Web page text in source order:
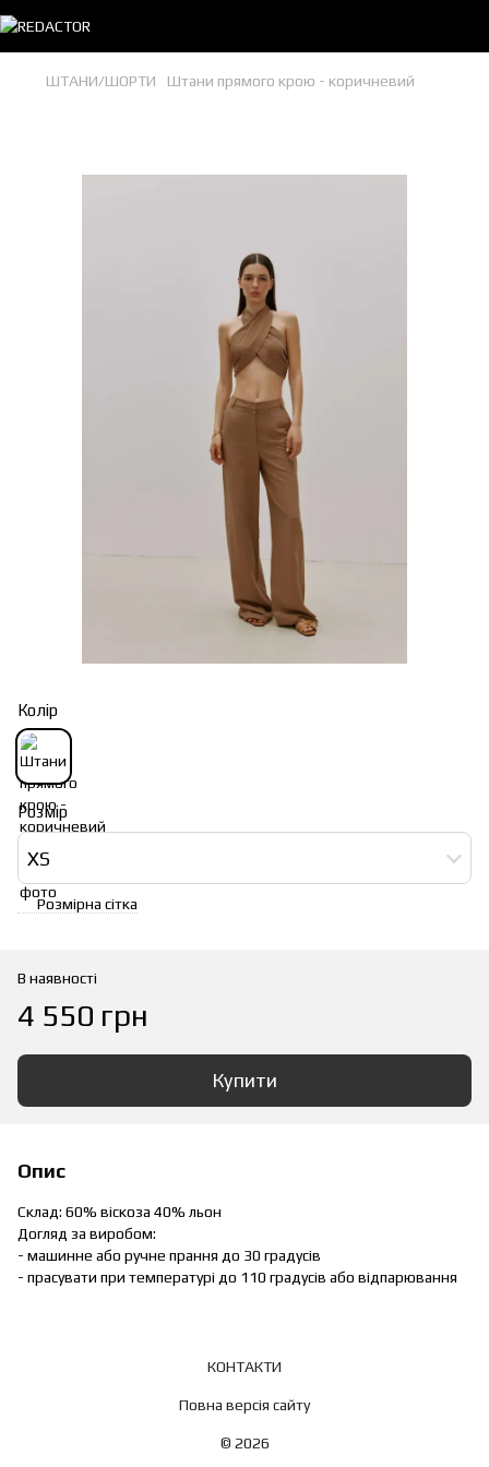
ШТАНИ/ШОРТИ Штани прямого крою - коричневий
Колір
Розмір
XS
Розмірна сітка
В наявності
4 550 грн
Купити
Опис
Склад: 60% віскоза 40% льон
Догляд за виробом:
- машинне або ручне прання до 30 градусів
- прасувати при температурі до 110 градусів або відпарювання
КОНТАКТИ
Повна версія сайту
© 2026